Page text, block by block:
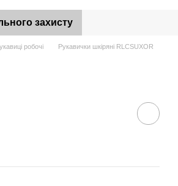
захисту
робочі Рукавички шкіряні RLCSUXOR